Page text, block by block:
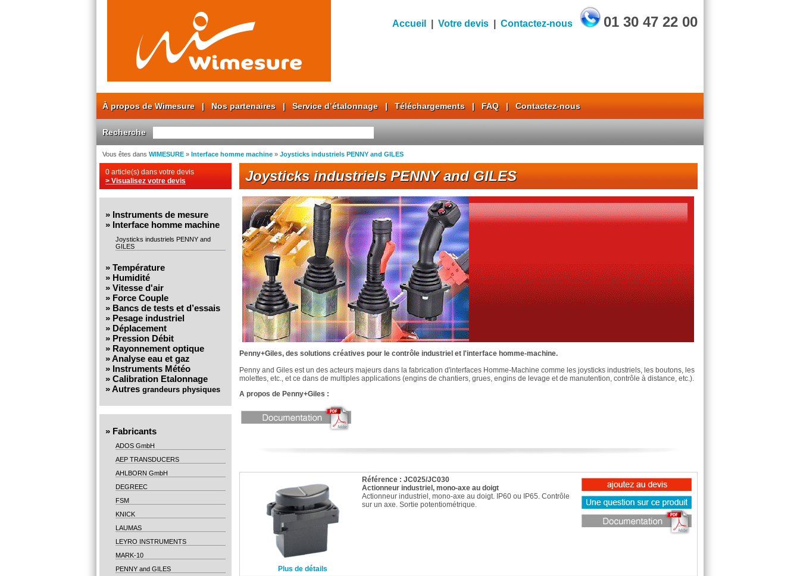
Accueil Votre devis Contactez-nous 01 30 47 22 00
À propos de Wimesure| Nos partenaires| Service d’étalonnage| Téléchargements| FAQ| Contactez-nous
Recherche
Vous êtes dans WIMESURE » Interface homme machine » Joysticks industriels PENNY and GILES
0 article(s) dans votre devis
> Visualisez votre devis
» Instruments de mesure
» Interface homme machine
Joysticks industriels PENNY and
GILES
» Température
» Humidité
» Vitesse d'air
» Force Couple
» Bancs de tests et d’essais
» Pesage industriel
» Déplacement
» Pression Débit
» Rayonnement optique
»Analyse eau et gaz
» Instruments Météo
» Calibration Etalonnage
»Autres grandeurs physiques
» Fabricants
ADOS GmbH
AEP TRANSDUCERS
AHLBORN GmbH
DEGREEC
FSM
KNICK
LAUMAS
LEYRO INSTRUMENTS
MARK-10
PENNY and GILES
Joysticks industriels PENNY and GILES
Penny+Giles, des solutions créatives pour le contrôle industriel et l'interface homme-machine.
Penny and Giles est un des acteurs majeurs dans la fabrication d'interfaces Homme-Machine comme les joysticks industriels, les boutons, les
molettes, etc., et ce dans de multiples applications (engins de chantiers, grues, engins de levage et de manutention, contrôle à distance, etc.).
A propos de Penny+Giles :
Plus de détails
Référence : JC025/JC030
Actionneur industriel, mono-axe au doigt
Actionneur industriel, mono-axe au doigt. IP60 ou IP65. Contrôle
sur un axe. Sortie potentiométrique.